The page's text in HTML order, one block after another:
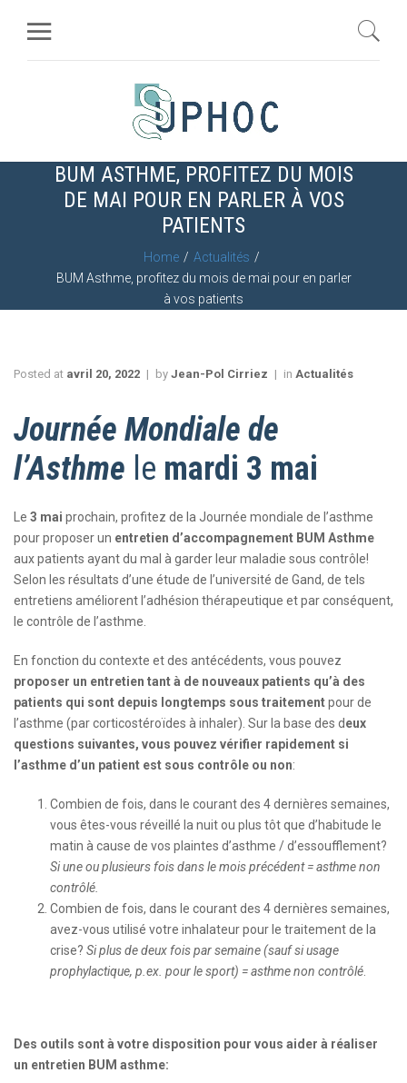
BUM ASTHME, PROFITEZ DU MOIS
DE MAI POUR EN PARLER À VOS
PATIENTS
Home
Actualités
BUM Asthme, profitez du mois de mai pour en parler
à vos patients
Posted at avril 20, 2022 by Jean-Pol Cirriez in Actualités
Journée Mondiale de
l’Asthme le mardi 3 mai
Le 3 mai prochain, profitez de la Journée mondiale de l’asthme
pour proposer un entretien d’accompagnement BUM Asthme
aux patients ayant du mal à garder leur maladie sous contrôle!
Selon les résultats d’une étude de l’université de Gand, de tels
entretiens améliorent l’adhésion thérapeutique et par conséquent,
le contrôle de l’asthme.
En fonction du contexte et des antécédents, vous pouvez
proposer un entretien tant à de nouveaux patients qu’à des
patients qui sont depuis longtemps sous traitementpour de
l’asthme (par corticostéroïdes à inhaler). Sur la base des deux
questions suivantes, vous pouvez vérifier rapidement si
l’asthme d’un patient est sous contrôle ou non:
Combien de fois, dans le courant des 4 dernières semaines,
vous êtes-vous réveillé la nuit ou plus tôt que d’habitude le
matin à cause de vos plaintes d’asthme / d’essoufflement?
Si une ou plusieurs fois dans le mois précédent = asthme non
contrôlé.
Combien de fois, dans le courant des 4 dernières semaines,
avez-vous utilisé votre inhalateur pour le traitement de la
crise? Si plus de deux fois par semaine (sauf si usage
prophylactique, p.ex. pour le sport) = asthme non contrôlé
Des outils sont à votre disposition pour vous aider à réaliser
un entretien BUM asthme: